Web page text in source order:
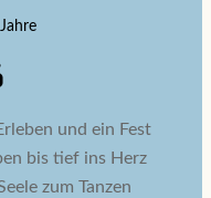
und ein Fest
bis tief ins Herz
zum Tanzen